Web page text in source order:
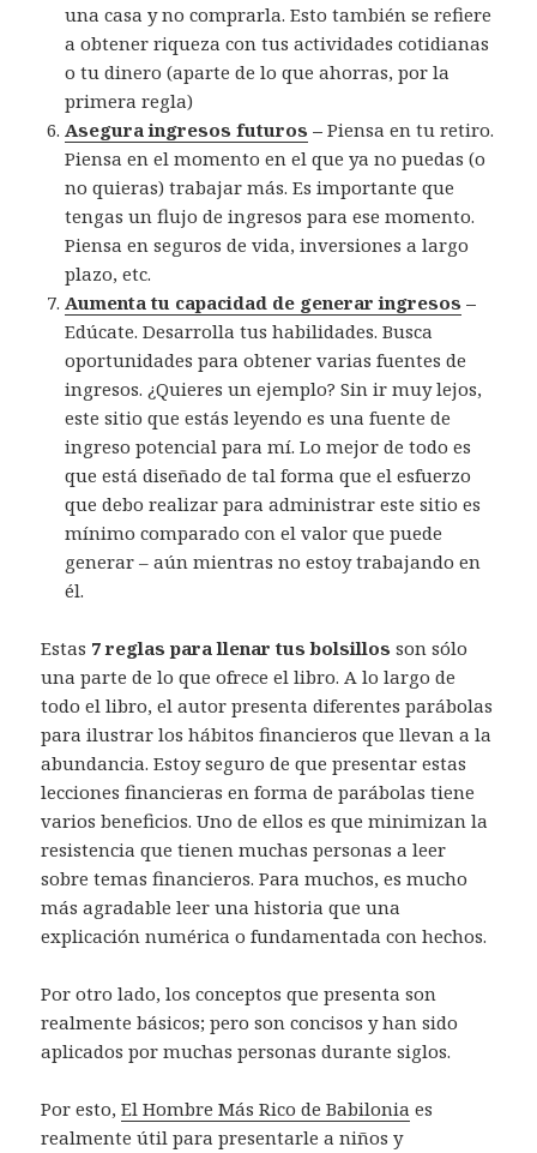
una casa y no comprarla. Esto también se refiere
a obtener riqueza con tus actividades cotidianas
o tu dinero (aparte de lo que ahorras, por la
primera regla)
Asegura ingresos futuros – Piensa en tu retiro.
Piensa en el momento en el que ya no puedas (o
no quieras) trabajar más. Es importante que
tengas un flujo de ingresos para ese momento.
Piensa en seguros de vida, inversiones a largo
plazo, etc.
Aumenta tu capacidad de generar ingresos –
Edúcate. Desarrolla tus habilidades. Busca
oportunidades para obtener varias fuentes de
ingresos. ¿Quieres un ejemplo? Sin ir muy lejos,
este sitio que estás leyendo es una fuente de
ingreso potencial para mí. Lo mejor de todo es
que está diseñado de tal forma que el esfuerzo
que debo realizar para administrar este sitio es
mínimo comparado con el valor que puede
generar – aún mientras no estoy trabajando en
él.
Estas 7 reglas para llenar tus bolsillos son sólo
una parte de lo que ofrece el libro. A lo largo de
todo el libro, el autor presenta diferentes parábolas
para ilustrar los hábitos financieros que llevan a la
abundancia. Estoy seguro de que presentar estas
lecciones financieras en forma de parábolas tiene
varios beneficios. Uno de ellos es que minimizan la
resistencia que tienen muchas personas a leer
sobre temas financieros. Para muchos, es mucho
más agradable leer una historia que una
explicación numérica o fundamentada con hechos.
Por otro lado, los conceptos que presenta son
realmente básicos; pero son concisos y han sido
aplicados por muchas personas durante siglos.
Por esto,El Hombre Más Rico de Babilonia es
realmente útil para presentarle a niños y